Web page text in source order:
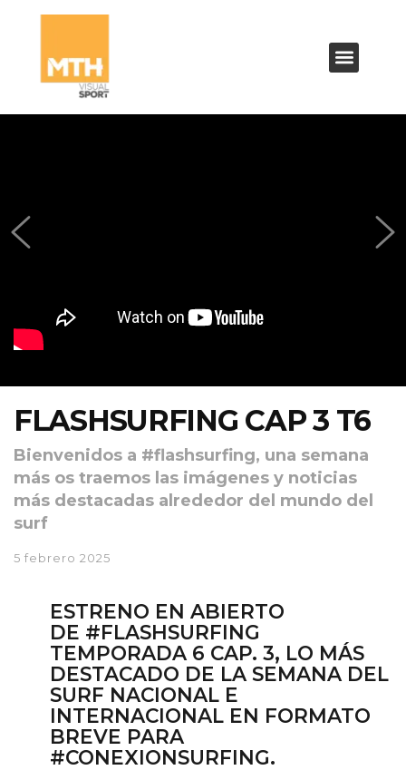
FLASHSURFING CAP 3 T6
Bienvenidos a #flashsurfing, una semana
más os traemos las imágenes y noticias
más destacadas alrededor del mundo del
surf
5 febrero 2025
ESTRENO EN ABIERTO
DE #FLASHSURFING
TEMPORADA 6 CAP. 3, LO MÁS
DESTACADO DE LA SEMANA DEL
SURF NACIONAL E
INTERNACIONAL EN FORMATO
BREVE PARA
#CONEXIONSURFING.